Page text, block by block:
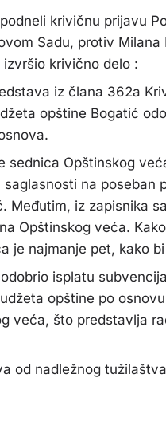
krivičnu prijavu
Sadu, protiv
krivično delo :
iz člana 362a
opštine Bogatić
Opštinskog veća
na poseban
Međutim, iz zapisnika
Opštinskog veća.
je najmanje pet,
isplatu subvencija
opštine po
veća, što predstavlja
nadležnog tužilaštva